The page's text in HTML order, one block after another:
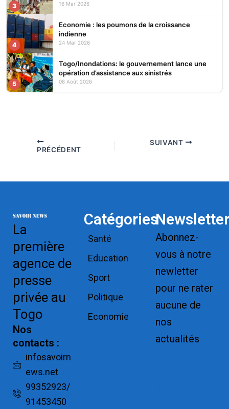
3 16 Mar 2026
4
Economie : les poumons de la croissance
indienne
24 Mar 2026
5
Togo/Inondations: le gouvernement lance une
opération d’assistance aux sinistrés
08 Août 2026
PRÉCÉDENT
SUIVANT
La
première
agence de
presse
privée au
Togo
Nos
contacts :
infosavoirn
ews.net
99352923/
91453450
Catégories
Santé
Education
Sport
Politique
Economie
Newsletter
Abonnez-
vous à notre
newletter
pour ne rater
aucune de
nos
actualités